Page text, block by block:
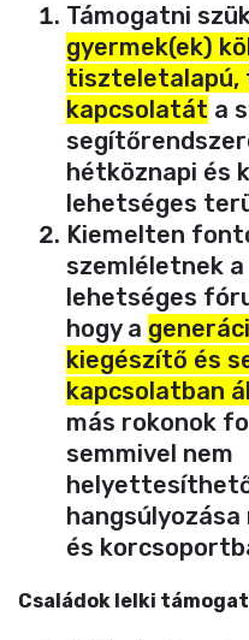
Támogatni
gyermek(ek)
tiszteletalapú,
kapcsolatát a
hétköznapi és
lehetséges
Kiemelten
szemléletnek
lehetséges
hogy a
kiegészítő és
kapcsolatban
más rokonok
semmivel nem
és
Családok lelki